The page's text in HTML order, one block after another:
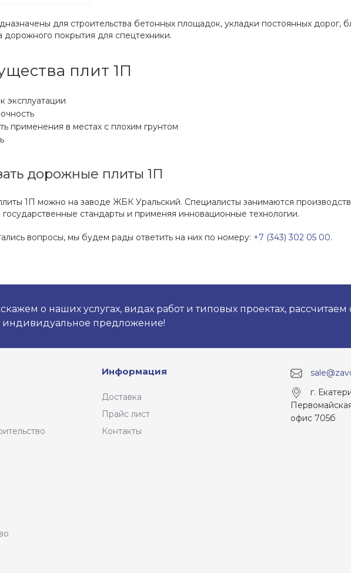
для строительства бетонных площадок, укладки постоянных дорог,
дорожного покрытия для спецтехники.
плит 1П
эксплуатации
применения в местах с плохим грунтом
дорожные плиты 1П
1П можно на заводе ЖБК Уральский. Специалисты занимаются
стандарты и применяя инновационные технологии.
вопросы, мы будем рады ответить на них по номеру: +7 (343) 302 05 00.
о наших услугах, видах работ и типовых проектах, рассчитаем
индивидуальное предложение!
Информация
Доставка
Прайс лист
Контакты
г.
офис 705б